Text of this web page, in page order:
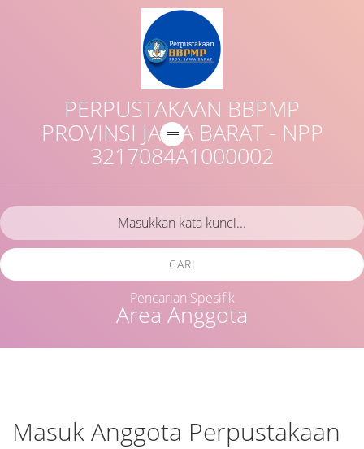
PERPUSTAKAAN BBPMP
PROVINSI JAWA BARAT - NPP
3217084A1000002
Area Anggota
CARI
Pencarian Spesifik
Masuk Anggota Perpustakaan